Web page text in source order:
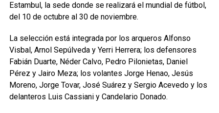
Estambul, la sede donde se realizará el mundial de fútbol,
del 10 de octubre al 30 de noviembre.
La selección está integrada por los arqueros Alfonso
Visbal, Arnol Sepúlveda y Yerri Herrera; los defensores
Fabián Duarte, Néder Calvo, Pedro Pilonietas, Daniel
Pérez y Jairo Meza; los volantes Jorge Henao, Jesús
Moreno, Jorge Tovar, José Suárez y Sergio Acevedo y los
delanteros Luis Cassiani y Candelario Donado.